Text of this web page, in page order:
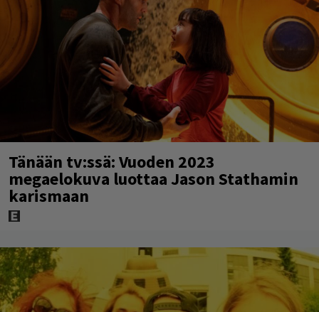
Tänään tv:ssä: Vuoden 2023
megaelokuva luottaa Jason Stathamin
karismaan